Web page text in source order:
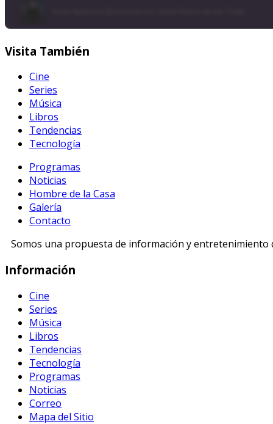
Visita También
Cine
Series
Música
Libros
Tendencias
Tecnología
Programas
Noticias
Hombre de la Casa
Galería
Contacto
Somos una propuesta de información y
Información
Cine
Series
Música
Libros
Tendencias
Tecnología
Programas
Noticias
Correo
Mapa del Sitio